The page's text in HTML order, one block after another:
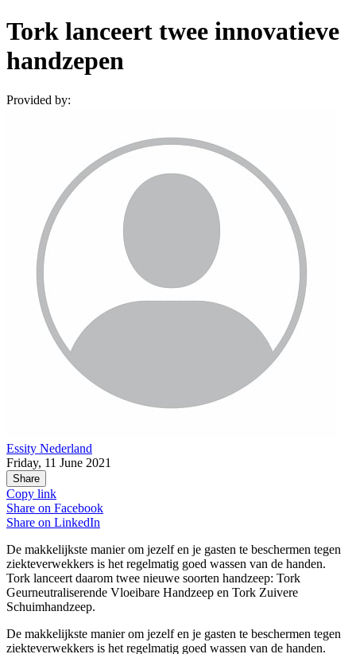
Tork lanceert twee innovatieve
handzepen
Provided by:
Essity Nederland
Friday, 11 June 2021
Share
Copy link
Share on Facebook
Share on LinkedIn
De makkelijkste manier om jezelf en je gasten te beschermen tegen
ziekteverwekkers is het regelmatig goed wassen van de handen.
Tork lanceert daarom twee nieuwe soorten handzeep: Tork
Geurneutraliserende Vloeibare Handzeep en Tork Zuivere
Schuimhandzeep.
De makkelijkste manier om jezelf en je gasten te beschermen tegen
ziekteverwekkers is het regelmatig goed wassen van de handen.